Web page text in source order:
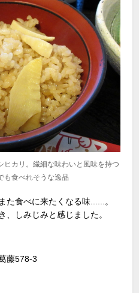
ヒカリ。繊細な味わいと風味を持つ
も食べれそうな逸品
た食べに来たくなる味......。
、しみじみと感じました。
藤578-3